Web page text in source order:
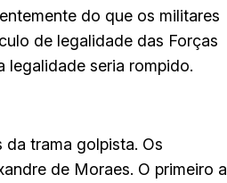
do que os militares
de legalidade das Forças
legalidade seria rompido.
trama golpista. Os
de Moraes. O primeiro a